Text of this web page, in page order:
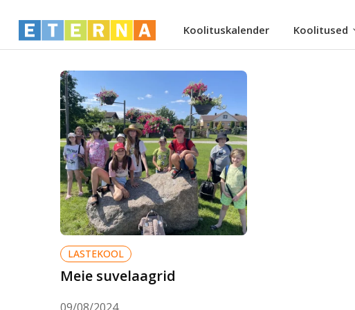
Koolituskalender Koolitused
LASTEKOOL
Meie suvelaagrid